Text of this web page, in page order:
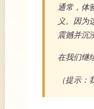
通常，体
义。因为
震撼并沉
在我们继
（提示